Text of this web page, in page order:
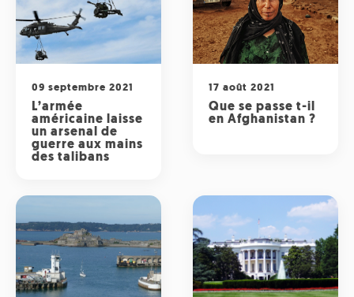
09 septembre 2021
L’armée
américaine laisse
un arsenal de
guerre aux mains
des talibans
17 août 2021
Que se passe t-il
en Afghanistan ?